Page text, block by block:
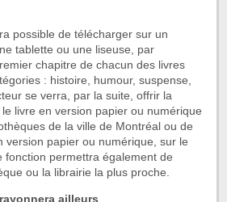
possible de télécharger sur un
tablette ou une liseuse, par
chapitre de chacun des livres
: histoire, humour, suspense,
se verra, par la suite, offrir la
le livre en version papier ou numérique
de la ville de Montréal ou de
version papier ou numérique, sur le
fonction permettra également de
ou la librairie la plus proche.
rayonnera ailleurs